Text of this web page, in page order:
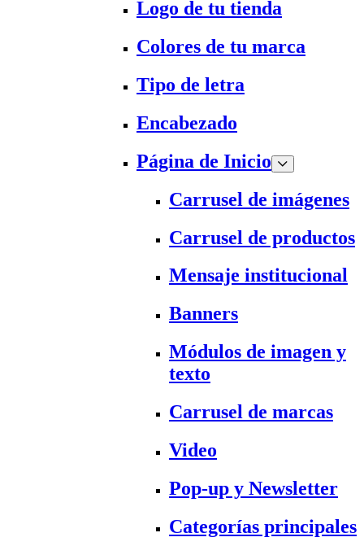
Logo de tu tienda
Colores de tu marca
Tipo de letra
Encabezado
Página de Inicio
Carrusel de imágenes
Carrusel de productos
Mensaje institucional
Banners
Módulos de imagen y
texto
Carrusel de marcas
Video
Pop-up y Newsletter
Categorías principales